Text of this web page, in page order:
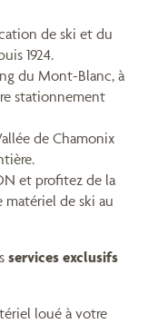
de ski et du
1924.
du Mont-Blanc, à
stationnement
de Chamonix
et profitez de la
de ski au
services exclusifs
loué à votre